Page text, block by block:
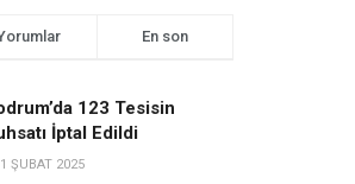
En son
123 Tesisin
İptal Edildi
1 ŞUBAT 2025